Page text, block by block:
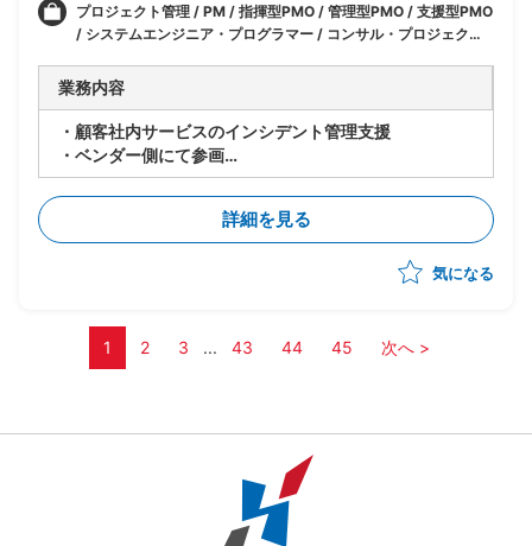
プロジェクト管理 / PM / 指揮型PMO / 管理型PMO / 支援型PMO
/ システムエンジニア・プログラマー / コンサル・プロジェクト
業務内容
・顧客社内サービスのインシデント管理支援
・ベンダー側にて参画
・顧客社内サービスのセキュリティ維持/向上を目的
に、2026年度よりSOC/CSIRTの整備中
・インシデントマネージャーとして推進し、チーム立ち
上げ後の一員を担当
-対応方針を決め、関係者へ対応の依頼
-脅威インテリジェンスを含めた脆弱性情報の対応要否
-影響しているシステムへの対応とベンダーとの連携
詳細を見る
気になる
1 2 3 ... 43 44 45 次へ >